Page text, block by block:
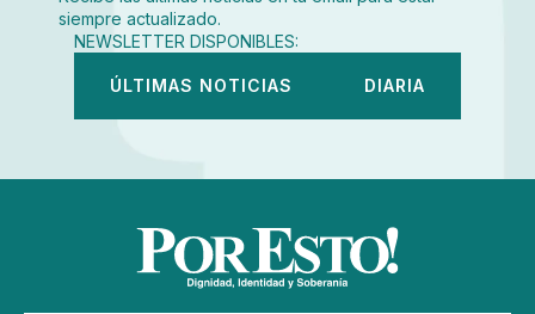
siempre actualizado.
NEWSLETTER DISPONIBLES:
ÚLTIMAS NOTICIAS DIARIA